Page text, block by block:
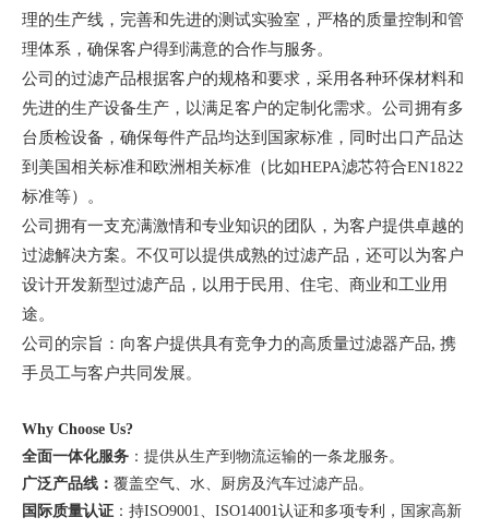
理的生产线，完善和先进的测试实验室，严格的质量控制和管
理体系，确保客户得到满意的合作与服务。
公司的过滤产品根据客户的规格和要求，采用各种环保材料和
先进的生产设备生产，以满足客户的定制化需求。公司拥有多
台质检设备，确保每件产品均达到国家标准，同时出口产品达
到美国相关标准和欧洲相关标准（比如HEPA滤芯符合EN1822
标准等）。
公司拥有一支充满激情和专业知识的团队，为客户提供卓越的
过滤解决方案。不仅可以提供成熟的过滤产品，还可以为客户
设计开发新型过滤产品，以用于民用、住宅、商业和工业用
途。
公司的宗旨：向客户提供具有竞争力的高质量过滤器产品, 携
手员工与客户共同发展。
Why Choose Us?
全面一体化服务 ：提供从生产到物流运输的一条龙服务。
广泛产品线： 覆盖空气、水、厨房及汽车过滤产品。
国际质量认证 ：持ISO9001、ISO14001认证和多项专利，国家高新